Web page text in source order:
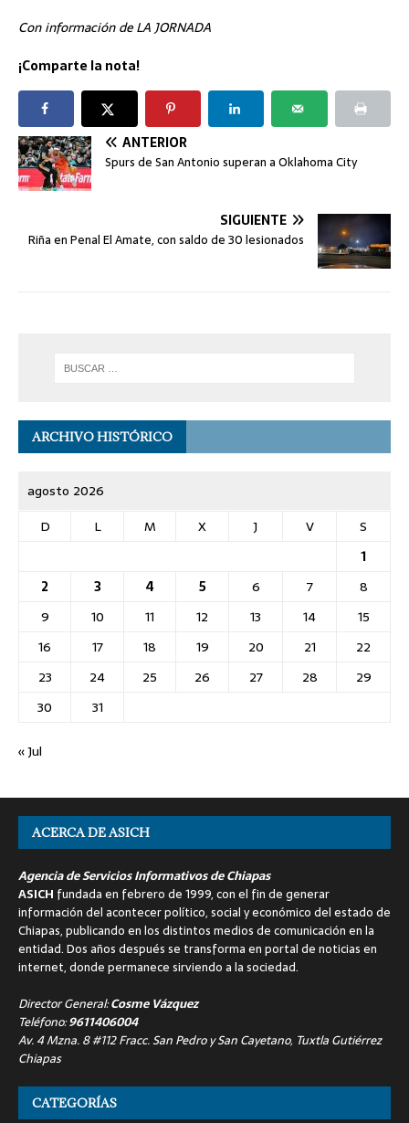
Con información de LA JORNADA
¡Comparte la nota!
ANTERIOR
Spurs de San Antonio superan a Oklahoma City
SIGUIENTE
Riña en Penal El Amate, con saldo de 30 lesionados
ARCHIVO HISTÓRICO
agosto 2026
D
L M X J V
S
1
2
3 4 5 6 7
8
9
10 11 12 13 14
15
16
17 18 19 20 21
22
23
24 25 26 27 28
29
30
31
« Jul
ACERCA DE ASICH
Agencia de Servicios Informativos de Chiapas
ASICH fundada en febrero de 1999, con el fin de generar
información del acontecer político, social y económico del estado de
Chiapas, publicando en los distintos medios de comunicación en la
entidad. Dos años después se transforma en portal de noticias en
internet, donde permanece sirviendo a la sociedad.
Director General:Cosme Vázquez
Teléfono:9611406004
Av. 4 Mzna. 8 #112 Fracc. San Pedro y San Cayetano, Tuxtla Gutiérrez
Chiapas
CATEGORÍAS